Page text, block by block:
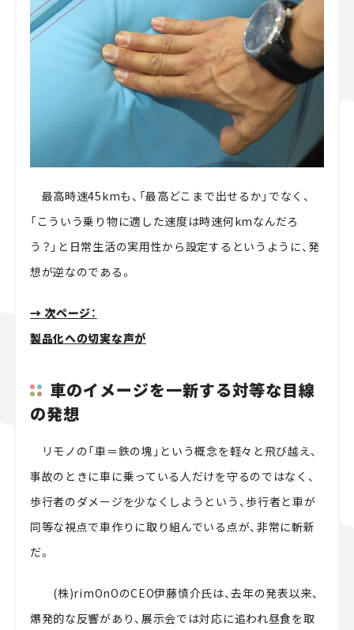
最高時速45kmも、「最高どこまで出せるか」でなく、
「こういう乗り物に適した速度は時速何kmなんだろ
う？」と日常生活の実用性から設定するというように、発
想が逆なのである。
→ 次ページ：
製品化への切実な声が
車のイメージを一新する対等な目線
の発想
リモノの「車＝鉄の塊」という概念を軽々と飛び越え、
事故のときに車に乗っている人だけを守るのではなく、
歩行者のダメージを少なくしようという、歩行者と車が
同等な視点で車作りに取り組んでいる点が、非常に斬新
だ。
(株)rimOnOのCEO伊藤慎介氏は、去年の発表以来、
爆発的な反響があり、展示会では対応に追われ昼食を取